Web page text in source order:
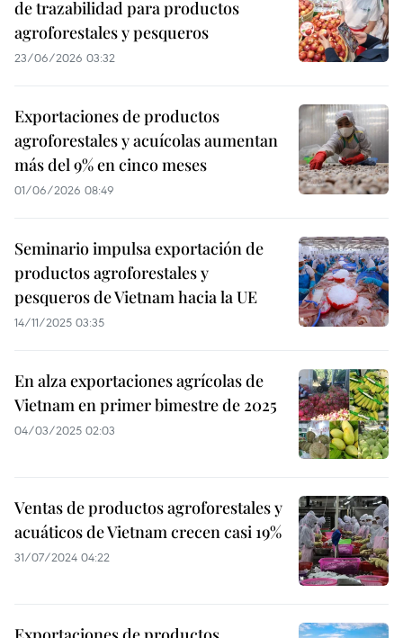
de trazabilidad para productos
agroforestales y pesqueros
23/06/2026 03:32
Exportaciones de productos
agroforestales y acuícolas aumentan
más del 9% en cinco meses
01/06/2026 08:49
Seminario impulsa exportación de
productos agroforestales y
pesqueros de Vietnam hacia la UE
14/11/2025 03:35
En alza exportaciones agrícolas de
Vietnam en primer bimestre de 2025
04/03/2025 02:03
Ventas de productos agroforestales y
acuáticos de Vietnam crecen casi 19%
31/07/2024 04:22